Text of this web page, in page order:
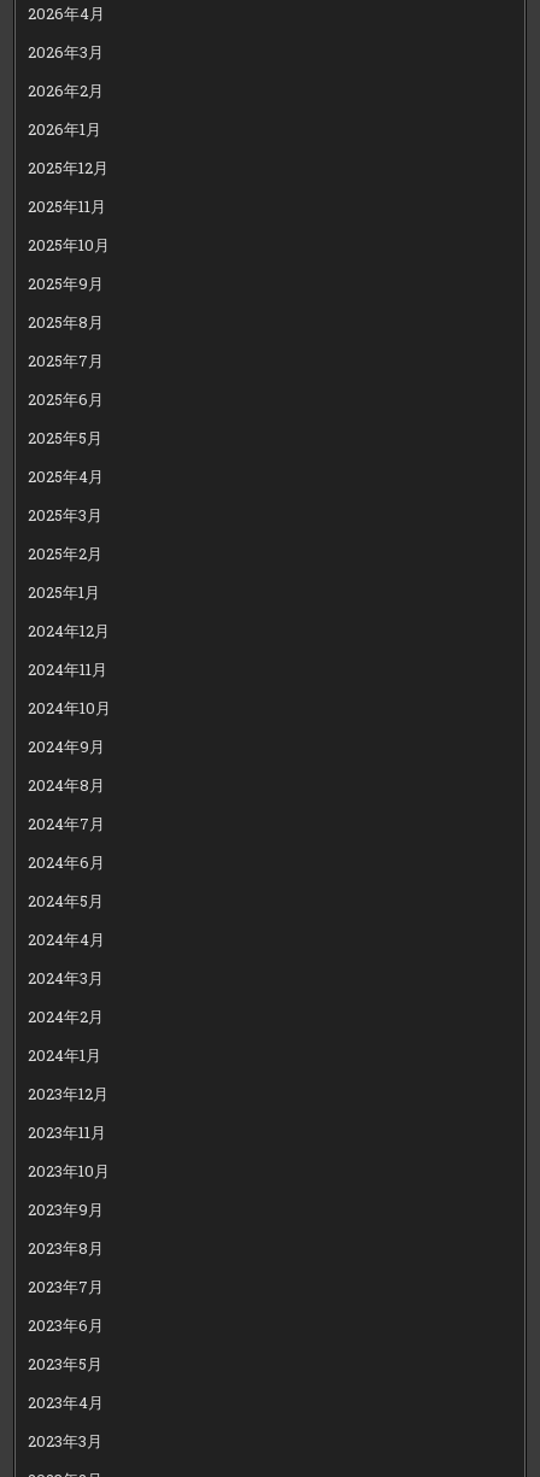
2026年4月
2026年3月
2026年2月
2026年1月
2025年12月
2025年11月
2025年10月
2025年9月
2025年8月
2025年7月
2025年6月
2025年5月
2025年4月
2025年3月
2025年2月
2025年1月
2024年12月
2024年11月
2024年10月
2024年9月
2024年8月
2024年7月
2024年6月
2024年5月
2024年4月
2024年3月
2024年2月
2024年1月
2023年12月
2023年11月
2023年10月
2023年9月
2023年8月
2023年7月
2023年6月
2023年5月
2023年4月
2023年3月